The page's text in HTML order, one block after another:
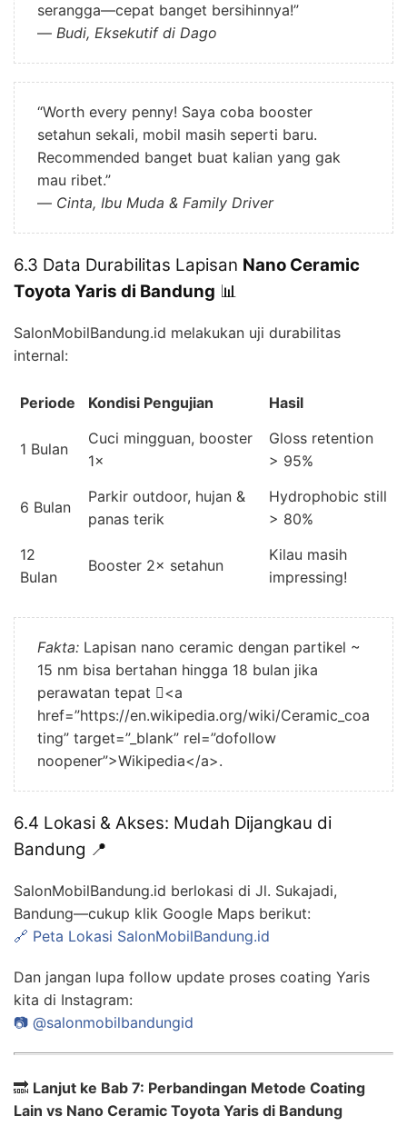
serangga—cepat banget bersihinnya!”
— Budi, Eksekutif di Dago
“Worth every penny! Saya coba booster
setahun sekali, mobil masih seperti baru.
Recommended banget buat kalian yang gak
mau ribet.”
— Cinta, Ibu Muda & Family Driver
6.3 Data Durabilitas Lapisan Nano Ceramic
Toyota Yaris di Bandung 📊
SalonMobilBandung.id melakukan uji durabilitas
internal:
Periode Kondisi Pengujian Hasil
1 Bulan
Cuci mingguan, booster
1×
Gloss retention
> 95%
6 Bulan
Parkir outdoor, hujan &
panas terik
Hydrophobic still
> 80%
12
Bulan
Booster 2× setahun
Kilau masih
impressing!
Fakta: Lapisan nano ceramic dengan partikel ~
15 nm bisa bertahan hingga 18 bulan jika
perawatan tepat <a
href=”https://en.wikipedia.org/wiki/Ceramic_coa
ting” target=”_blank” rel=”dofollow
noopener”>Wikipedia</a>.
6.4 Lokasi & Akses: Mudah Dijangkau di
Bandung 📍
SalonMobilBandung.id berlokasi di Jl. Sukajadi,
Bandung—cukup klik Google Maps berikut:
🔗 Peta Lokasi SalonMobilBandung.id
Dan jangan lupa follow update proses coating Yaris
kita di Instagram:
📷 @salonmobilbandungid
🔜 Lanjut ke Bab 7: Perbandingan Metode Coating
Lain vs Nano Ceramic Toyota Yaris di Bandung